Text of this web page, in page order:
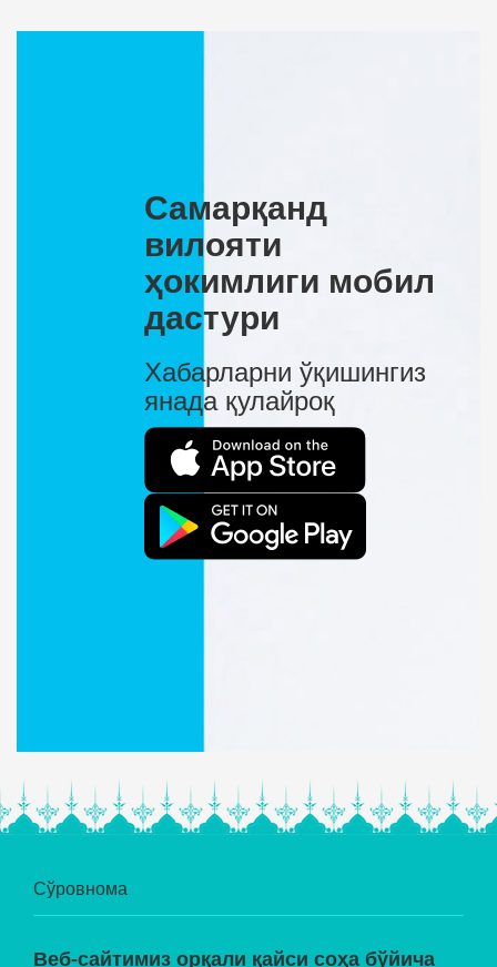
Самарқанд
вилояти
ҳокимлиги мобил
дастури
Хабарларни ўқишингиз
янада қулайроқ
Сўровнома
Веб-сайтимиз орқали қайси соҳа бўйича